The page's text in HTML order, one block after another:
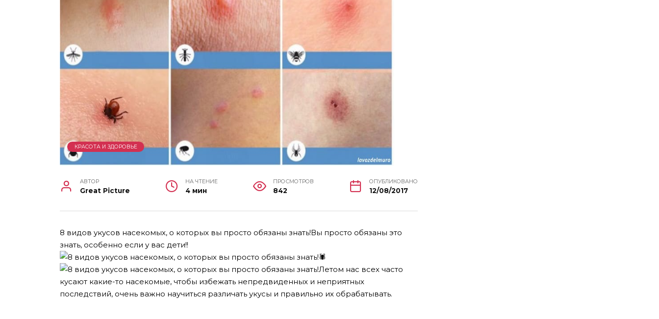
КРАСОТА И ЗДОРОВЬЕ
АВТОР
Great Picture
НА ЧТЕНИЕ
4 мин
ПРОСМОТРОВ
842
ОПУБЛИКОВАНО
12/08/2017
8 видов укусов насекомых, о которых вы просто обязаны знать!Вы просто обязаны это
знать, особенно если у вас дети!!
🕷
Летом нас всех часто
кусают какие-то насекомые, чтобы избежать непредвиденных и неприятных
последствий, очень важно научиться различать укусы и правильно их обрабатывать.